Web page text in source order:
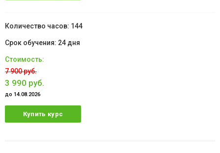
144
24 дня
7 900 руб.
3 990 руб.
до 14.08.2026
Купить курс